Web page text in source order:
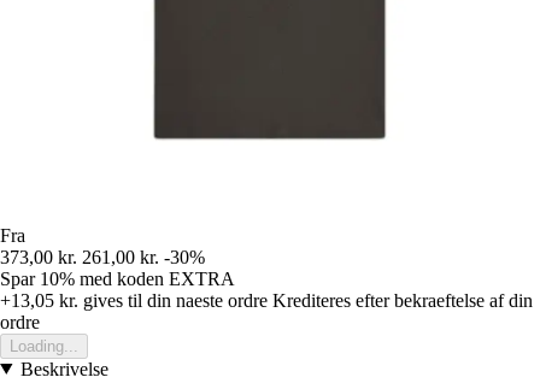
Fra
373,00 kr. 261,00 kr. -30%
Spar 10% med koden EXTRA
+13,05 kr. gives til din naeste ordre Krediteres efter bekraeftelse af din
ordre
Loading...
Beskrivelse